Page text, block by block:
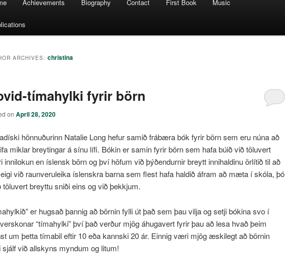
Achievements Biography Contact First Book Music
ARCHIVES:christina
tímahylki fyrir börn
onApril 28, 2020
hönnuðurinn Natalie Long hefur samið frábæra bók fyrir börn sem eru núna að
miklar breytingar á sínu lífi. Bókin er samin fyrir börn sem hafa búið við töluvert
innilokun en íslensk börn og því höfum við þýðendurnir breytt innihaldinu örlítið til að
við raunveruleika íslenskra barna sem flest hafa haldið áfram að mæta í skóla, þó
töluvert breyttu sniði eins og við þekkjum.
er hugsað þannig að börnin fylli út það sem þau vilja og setji bókina svo í
“tímahylki” því það verður mjög áhugavert fyrir þau að lesa hvað þeim
um þetta tímabil eftir 10 eða kannski 20 ár. Einnig væri mjög æskilegt að börnin
við allskyns myndum og litum!